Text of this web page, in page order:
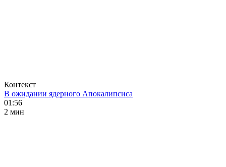
Контекст
В ожидании ядерного Апокалипсиса
01:56
2 мин